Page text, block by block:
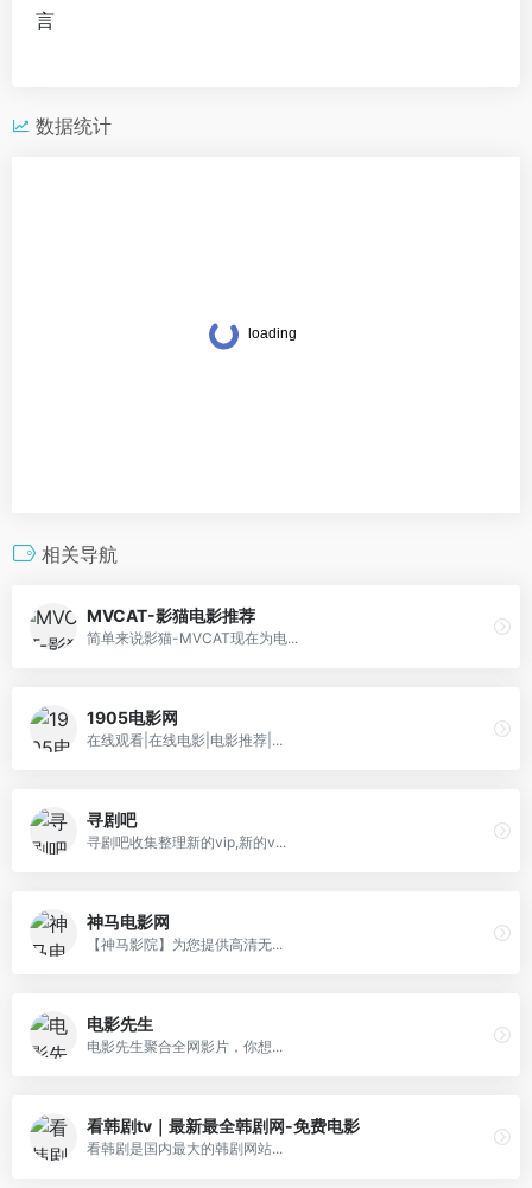
言
数据统计
相关导航
MVCAT-影猫电影推荐
简单来说影猫-MVCAT现在为电...
1905电影网
在线观看|在线电影|电影推荐|...
寻剧吧
寻剧吧收集整理新的vip,新的v...
神马电影网
【神马影院】为您提供高清无...
电影先生
电影先生聚合全网影片，你想...
看韩剧tv｜最新最全韩剧网-免费电影
看韩剧是国内最大的韩剧网站...